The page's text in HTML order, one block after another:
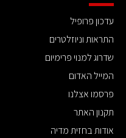
עדכון פרופיל
התראות וניוזלטרים
שדרוג למנוי פרימיום
המייל האדום
פרסמו אצלנו
תקנון האתר
אודות בחזית מדיה